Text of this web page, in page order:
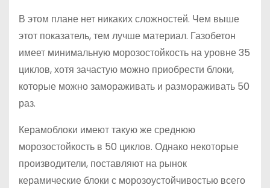
В этом плане нет никаких сложностей. Чем выше
этот показатель, тем лучше материал. Газобетон
имеет минимальную морозостойкость на уровне 35
циклов, хотя зачастую можно приобрести блоки,
которые можно замораживать и размораживать 50
раз.
Керамоблоки имеют такую же среднюю
морозостойкость в 50 циклов. Однако некоторые
производители, поставляют на рынок
керамические блоки с морозоустойчивостью всего